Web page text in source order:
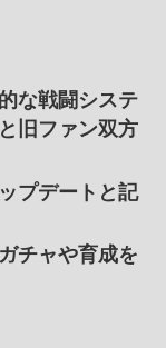
な戦闘システ
旧ファン双方
プデートと記
チャや育成を